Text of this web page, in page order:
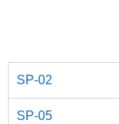
SP-02
SP-05